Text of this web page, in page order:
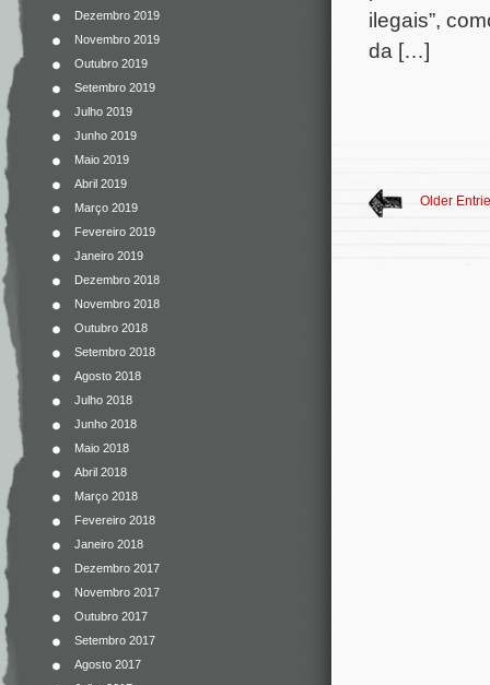
Dezembro 2019
Novembro 2019
Outubro 2019
Setembro 2019
Julho 2019
Junho 2019
Maio 2019
Abril 2019
Março 2019
Fevereiro 2019
Janeiro 2019
Dezembro 2018
Novembro 2018
Outubro 2018
Setembro 2018
Agosto 2018
Julho 2018
Junho 2018
Maio 2018
Abril 2018
Março 2018
Fevereiro 2018
Janeiro 2018
Dezembro 2017
Novembro 2017
Outubro 2017
Setembro 2017
Agosto 2017
ilegais”,
da […]
Older